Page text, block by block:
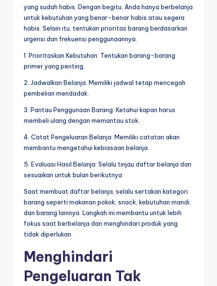
yang sudah habis. Dengan begitu, Anda hanya berbelanja
untuk kebutuhan yang benar-benar habis atau segera
habis. Selain itu, tentukan prioritas barang berdasarkan
urgensi dan frekuensi penggunaannya.
1. Prioritaskan Kebutuhan: Tentukan barang-barang
primer yang penting.
2. Jadwalkan Belanja: Memiliki jadwal tetap mencegah
pembelian mendadak.
3. Pantau Penggunaan Barang: Ketahui kapan harus
membeli ulang dengan memantau stok.
4. Catat Pengeluaran Belanja: Memiliki catatan akan
membantu mengetahui kebiasaan belanja.
5. Evaluasi Hasil Belanja: Selalu tinjau daftar belanja dan
sesuaikan untuk bulan berikutnya.
Saat membuat daftar belanja, selalu sertakan kategori
barang seperti makanan pokok, snack, kebutuhan mandi,
dan barang lainnya. Langkah ini membantu untuk lebih
fokus saat berbelanja dan menghindari produk yang
tidak diperlukan.
Menghindari
Pengeluaran Tak